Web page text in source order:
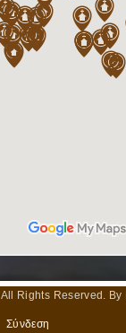
All Rights Reserved. By
Σύνδεση